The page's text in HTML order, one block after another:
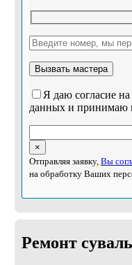
Я даю согласие
данных и принимаю
×
Отправляя заявку, Вы
на обработку Ваших
Ремонт